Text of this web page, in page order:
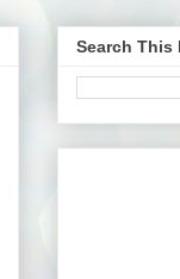
Search This